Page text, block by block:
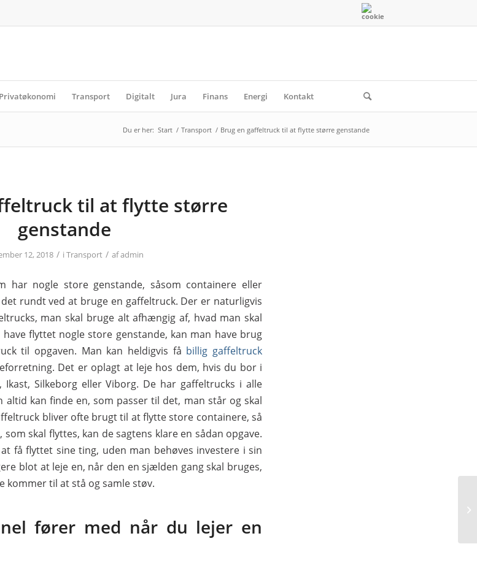
Privatøkonomi Transport Digitalt Jura Finans Energi Kontakt
Du er her: Start / Transport / Brug en gaffeltruck til at flytte større genstande
til at flytte større
genstande
12, 2018 / i Transport / afadmin
har nogle store genstande, såsom containere eller
rundt ved at bruge en gaffeltruck. Der er naturligvis
man skal bruge alt afhængig af, hvad man skal
flyttet nogle store genstande, kan man have brug
til opgaven. Man kan heldigvis få billig gaffeltruck
Det er oplagt at leje hos dem, hvis du bor i
Ikast, Silkeborg eller Viborg. De har gaffeltrucks i alle
altid kan finde en, som passer til det, man står og skal
bliver ofte brugt til at flytte store containere, så
skal flyttes, kan de sagtens klare en sådan opgave.
få flyttet sine ting, uden man behøves investere i sin
blot at leje en, når den en sjælden gang skal bruges,
kommer til at stå og samle støv.
fører med når du lejer en